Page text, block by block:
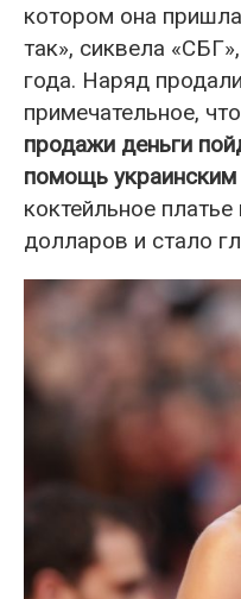
котором она
так», сиквела
года. Наряд
примечательное,
продажи деньги
помощь
коктейльное
долларов и стало